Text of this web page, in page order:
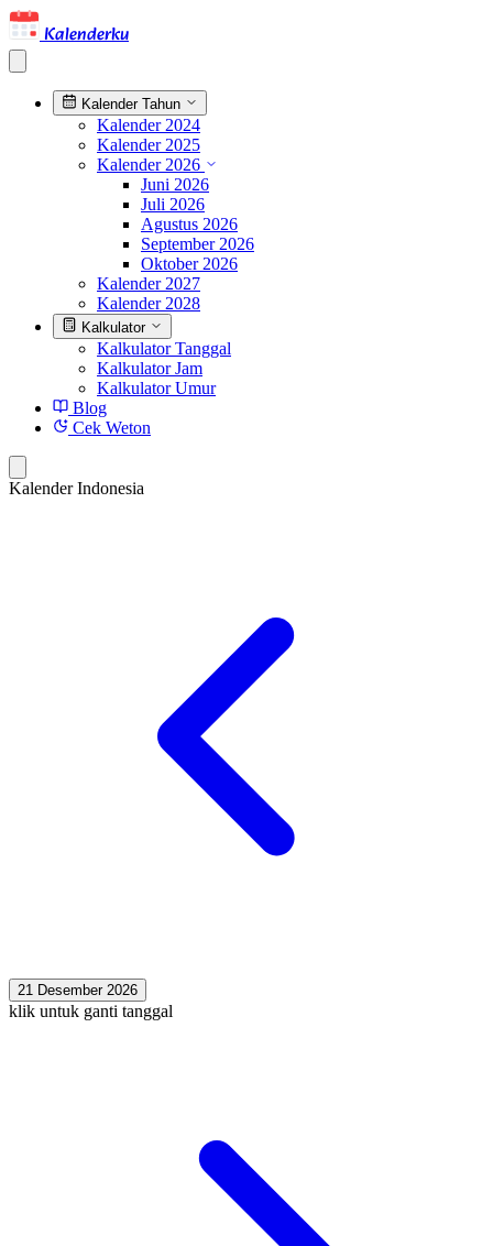
Kalenderku
Kalender Tahun
Kalender 2024
Kalender 2025
Kalender 2026
Juni 2026
Juli 2026
Agustus 2026
September 2026
Oktober 2026
Kalender 2027
Kalender 2028
Kalkulator
Kalkulator Tanggal
Kalkulator Jam
Kalkulator Umur
Blog
Cek Weton
Kalender Indonesia
21 Desember 2026
klik untuk ganti tanggal